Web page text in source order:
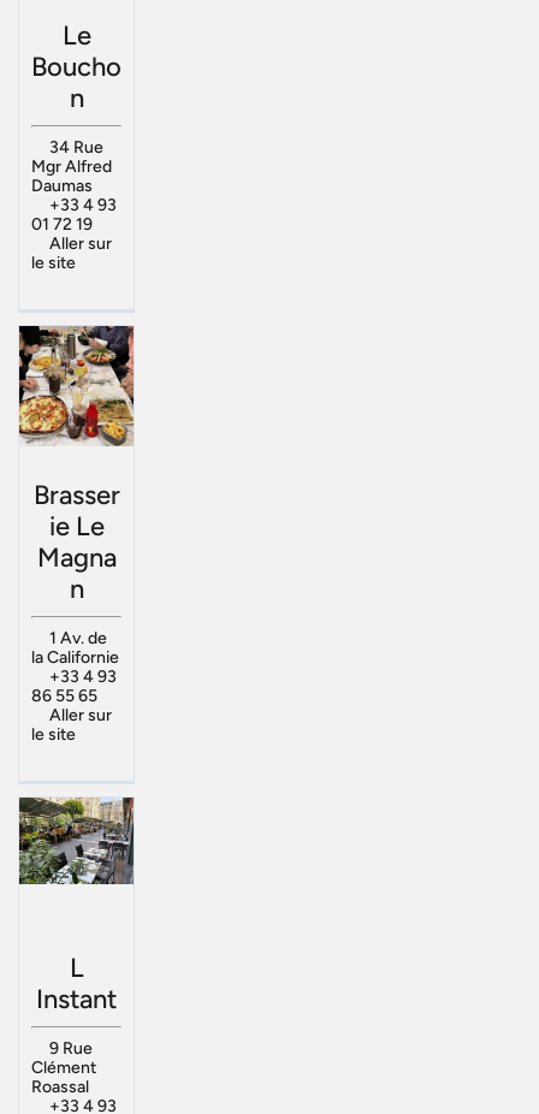
Le
Boucho
n
34 Rue
Mgr Alfred
Daumas
+33 4 93
01 72 19
Aller sur
le site
Brasser
ie Le
Magna
n
1 Av. de
la Californie
+33 4 93
86 55 65
Aller sur
le site
L
Instant
9 Rue
Clément
Roassal
+33 4 93